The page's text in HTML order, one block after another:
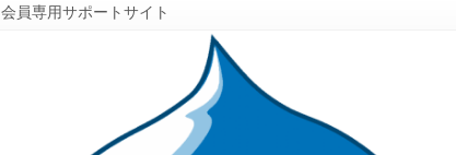
会員専用サポートサイト